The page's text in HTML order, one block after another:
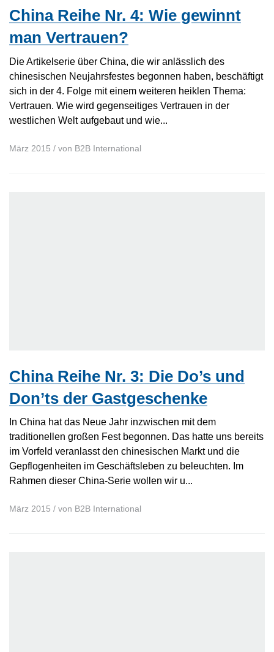
China Reihe Nr. 4: Wie gewinnt
man Vertrauen?
Die Artikelserie über China, die wir anlässlich des
chinesischen Neujahrsfestes begonnen haben, beschäftigt
sich in der 4. Folge mit einem weiteren heiklen Thema:
Vertrauen. Wie wird gegenseitiges Vertrauen in der
westlichen Welt aufgebaut und wie...
März 2015 / von B2B International
China Reihe Nr. 3: Die Do’s und
Don’ts der Gastgeschenke
In China hat das Neue Jahr inzwischen mit dem
traditionellen großen Fest begonnen. Das hatte uns bereits
im Vorfeld veranlasst den chinesischen Markt und die
Gepflogenheiten im Geschäftsleben zu beleuchten. Im
Rahmen dieser China-Serie wollen wir u...
März 2015 / von B2B International